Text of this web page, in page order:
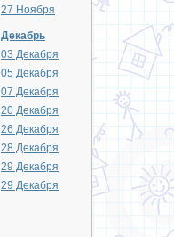
27 Ноября
Декабрь
03 Декабря
05 Декабря
07 Декабря
20 Декабря
26 Декабря
28 Декабря
29 Декабря
29 Декабря